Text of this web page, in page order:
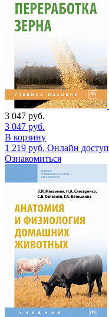
3 047 руб.
3 047 руб.
В корзину
1 219 руб. Онлайн доступ
Ознакомиться